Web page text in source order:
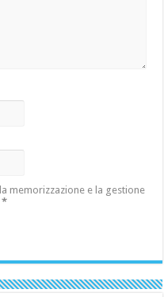
memorizzazione e la gestione
*